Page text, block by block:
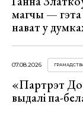
магчы — гэта
нават у
07.08.2026
«Партрэт
выдалі па-